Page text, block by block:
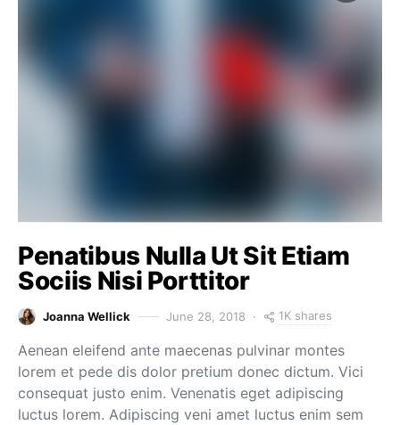
Penatibus Nulla Ut Sit Etiam
Sociis Nisi Porttitor
Joanna Wellick June 28, 2018 1K shares
Aenean eleifend ante maecenas pulvinar montes
lorem et pede dis dolor pretium donec dictum. Vici
consequat justo enim. Venenatis eget adipiscing
luctus lorem. Adipiscing veni amet luctus enim sem